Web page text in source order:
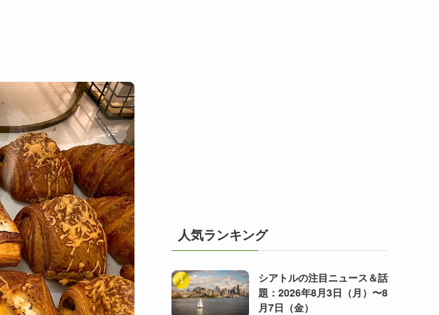
人気ランキング
シアトルの注目ニュース＆話
題：2026年8月3日（月）〜8
月7日（金）